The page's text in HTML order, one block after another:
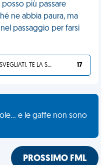
più passare
ne abbia paura, ma
passaggio per farsi
SVEGLIATI, TE LA SEI CERCATA! 17
e le gaffe non sono
PROSSIMO FML